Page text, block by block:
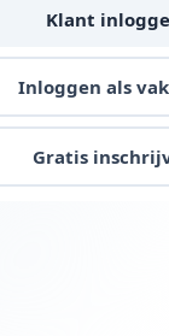
Klant
Inloggen als
Gratis